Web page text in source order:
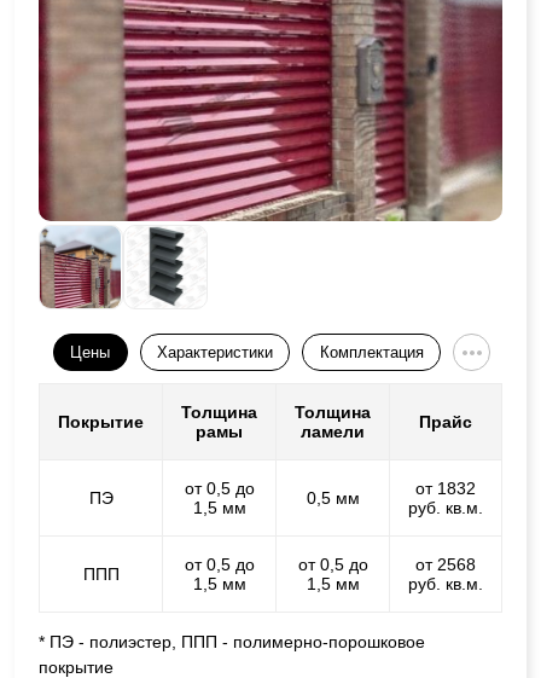
Цены Характеристики Комплектация
Покрытие
Толщина
рамы
Толщина
ламели
Прайс
ПЭ
от 0,5 до
1,5 мм
0,5 мм
от 1832
руб. кв.м.
ППП
от 0,5 до
1,5 мм
от 0,5 до
1,5 мм
от 2568
руб. кв.м.
* ПЭ - полиэстер, ППП - полимерно-порошковое
покрытие